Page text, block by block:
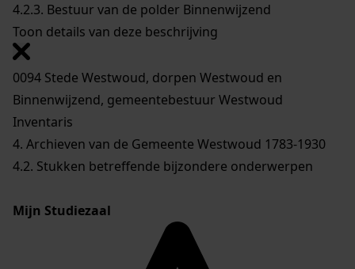
4.2.3. Bestuur van de polder Binnenwijzend
Toon details van deze beschrijving
0094 Stede Westwoud, dorpen Westwoud en
Binnenwijzend, gemeentebestuur Westwoud
Inventaris
4. Archieven van de Gemeente Westwoud 1783-1930
4.2. Stukken betreffende bijzondere onderwerpen
Mijn Studiezaal